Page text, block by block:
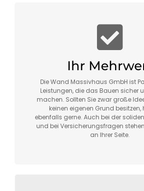
Ihr
Die Wand Massivhaus GmbH ist
Leistungen, die das Bauen sicher
machen. Sollten Sie zwar große
keinen eigenen Grund besitzen,
ebenfalls gerne. Auch bei der
und bei Versicherungsfragen
an Ihrer Seite.